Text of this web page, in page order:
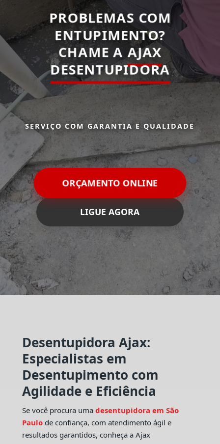
PROBLEMAS COM
ENTUPIMENTO?
CHAME A AJAX
DESENTUPIDORA
SERVIÇO COM GARANTIA E QUALIDADE
ORÇAMENTO ONLINE
LIGUE AGORA
Desentupidora Ajax:
Especialistas em
Desentupimento com
Agilidade e Eficiência
Se você procura uma desentupidora em São
Paulo de confiança, com atendimento ágil e
resultados garantidos, conheça a Ajax